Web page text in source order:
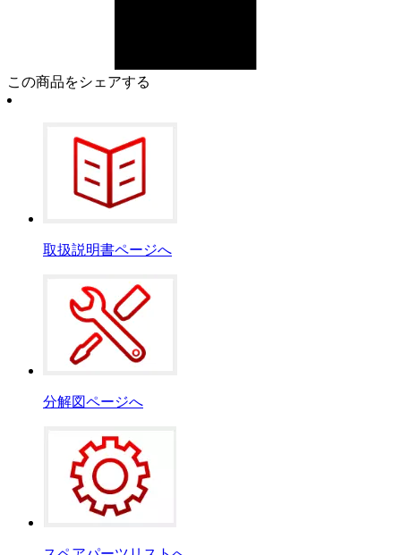
この商品をシェアする
取扱説明書ページへ
分解図ページへ